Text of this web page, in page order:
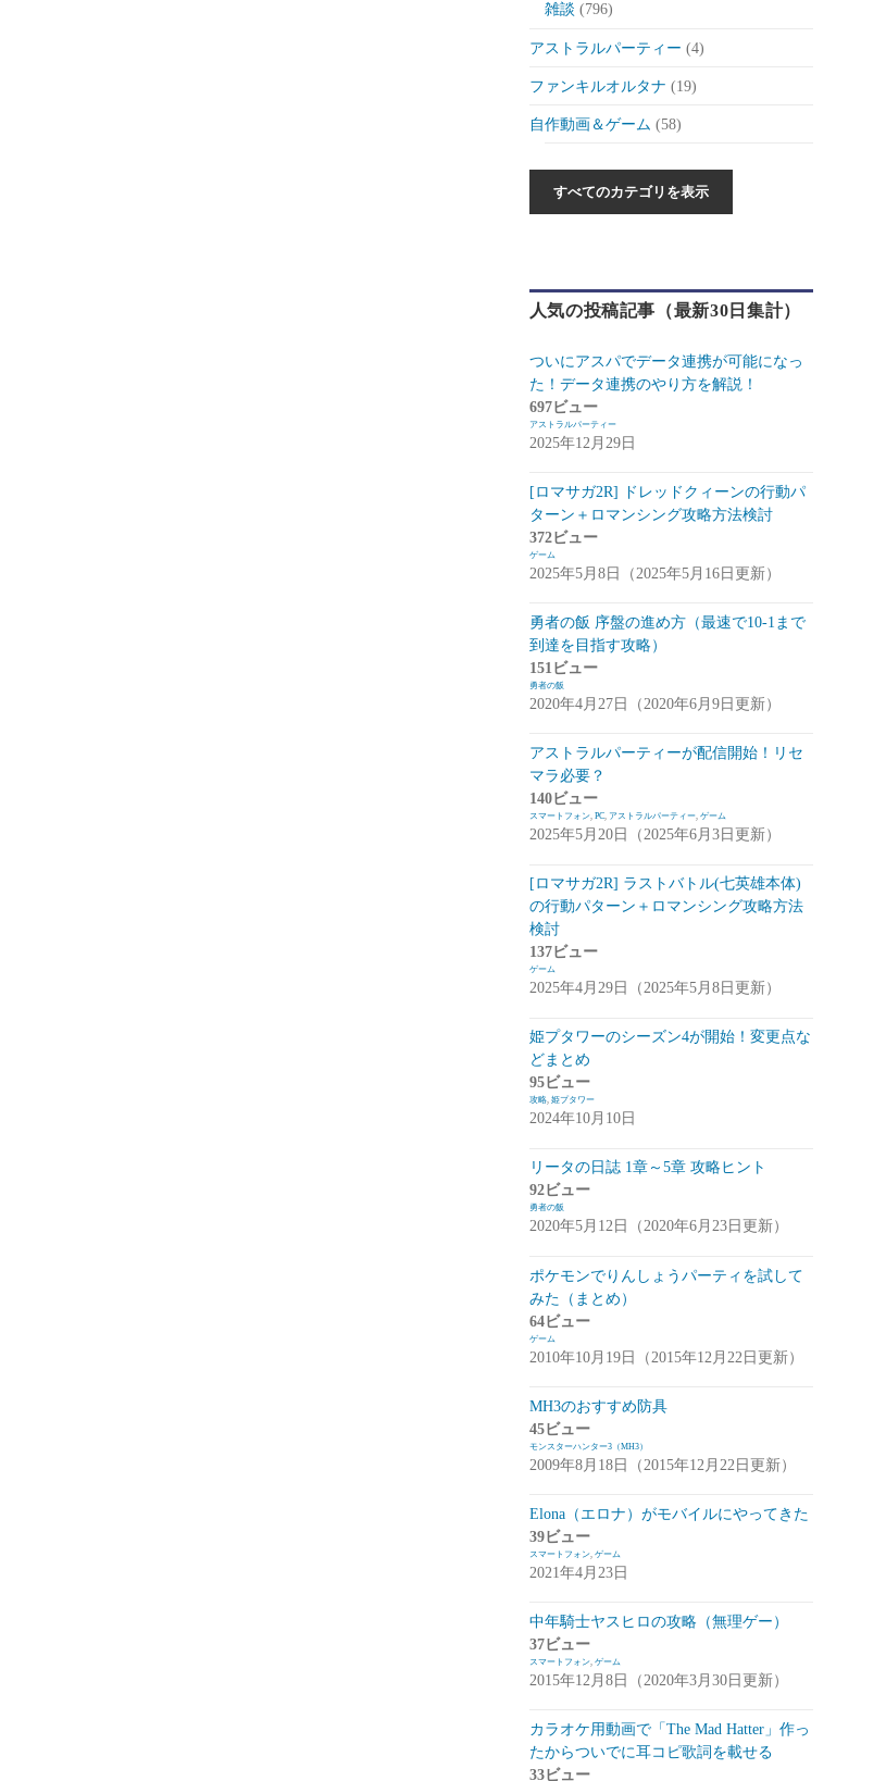
雑談 (796)
アストラルパーティー (4)
ファンキルオルタナ (19)
自作動画＆ゲーム (58)
自作ゲーム紹介 (6)
ゲーム(175)
スマートフォン(94)
PC (7)
お知らせ(6)
コンパイル (9)
姫プタワー
攻略 (9)
雑談・感想(2)
リーグ・オブ・ワンダーランド(リグワ
ン)(20)
攻略 (14)
雑談(14)
崩落のCARNEADES(ホウカル)(15)
Zold:Out~鍛冶屋の物語(ゾルカジ) (13)
攻略情報 (5)
雑談(7)
拡張少女系トライナリー(トライナリー)
勇者の飯 (14)
ボーダーブレイク
アスタータタリクス(アスタタ)
イベント事前情報(16)
攻略情報
サクライグノラムス(サクムス)(2)
アプデ・イベント情報
雑談(1)
メビウスファイナルファンタジー(メビウ
スFF) (157)
ジョブステータス
カオスの魔窟
テイルズウィーバー：SecondRun(TWSR)
(10)
雑談
人気の投稿記事（最新30日集計）
ついにアスパでデータ連携が可能になっ
た！データ連携のやり方を解説！
697ビュー
アストラルパーティー
2025年12月29日
[ロマサガ2R] ドレッドクィーンの行動パ
ターン＋ロマンシング攻略方法検討
372ビュー
ゲーム
2025年5月8日（2025年5月16日更新）
勇者の飯 序盤の進め方（最速で10-1まで
到達を目指す攻略）
151ビュー
勇者の飯
2020年4月27日（2020年6月9日更新）
アストラルパーティーが配信開始！リセ
マラ必要？
140ビュー
スマートフォン, PC, アストラルパーティー, ゲーム
2025年5月20日（2025年6月3日更新）
[ロマサガ2R] ラストバトル(七英雄本体)
の行動パターン＋ロマンシング攻略方法
検討
137ビュー
ゲーム
2025年4月29日（2025年5月8日更新）
姫プタワーのシーズン4が開始！変更点な
どまとめ
95ビュー
攻略, 姫プタワー
2024年10月10日
リータの日誌 1章～5章 攻略ヒント
92ビュー
勇者の飯
2020年5月12日（2020年6月23日更新）
ポケモンでりんしょうパーティを試して
みた（まとめ）
64ビュー
ゲーム
2010年10月19日（2015年12月22日更新）
MH3のおすすめ防具
45ビュー
モンスターハンター3（MH3）
2009年8月18日（2015年12月22日更新）
Elona（エロナ）がモバイルにやってきた
39ビュー
スマートフォン, ゲーム
2021年4月23日
中年騎士ヤスヒロの攻略（無理ゲー）
37ビュー
スマートフォン, ゲーム
2015年12月8日（2020年3月30日更新）
カラオケ用動画で「The Mad Hatter」作っ
たからついでに耳コピ歌詞を載せる
33ビュー